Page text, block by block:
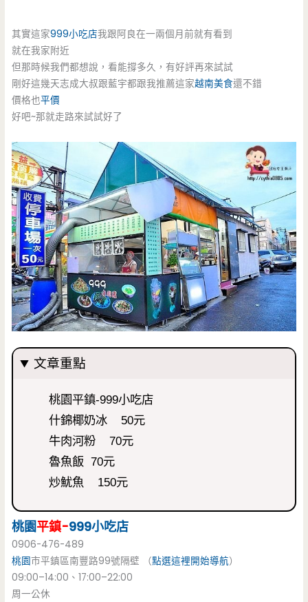
其實這家999小吃店我跟阿良在一兩個月前就有看到
就在我家附近
但那時候我們都想說，看能撐多久，有好評再來試試
剛好這幾天志成大叔跟藍宇都跟我推薦這家越南美食還不錯
價格也平價
好吧~那就走路來試試好了
文章重點
桃園平鎮-999小吃店
什錦椰奶冰 50元
牛肉河粉 70元
魯魚飯 70元
炒魷魚 150元
桃園平鎮-999小吃店
0906-476-489
桃園市平鎮區南豐路99號隔壁 （點選這裡開始導航）
09:00–14:00、17:00–22:00
周一公休